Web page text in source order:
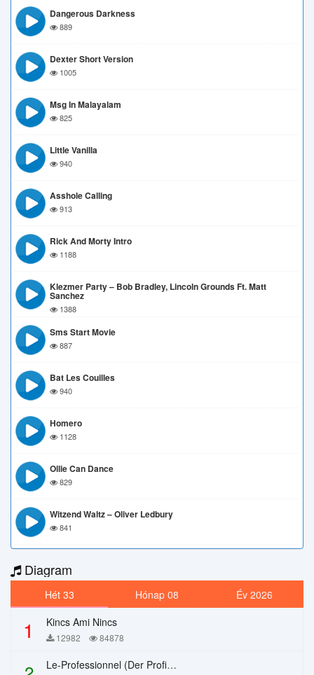
Dangerous Darkness
889
Dexter Short Version
1005
Msg In Malayalam
825
Little Vanilla
940
Asshole Calling
913
Rick And Morty Intro
1188
Klezmer Party – Bob Bradley, Lincoln Grounds Ft. Matt
Sanchez
1388
Sms Start Movie
887
Bat Les Couilles
940
Homero
1128
Ollie Can Dance
829
Witzend Waltz – Oliver Ledbury
841
Diagram
Hét 33 Hónap 08 Év 2026
1 Kincs Ami Nincs
12982 84878
Le-Professionnel (Der Profi) – Chi Mai